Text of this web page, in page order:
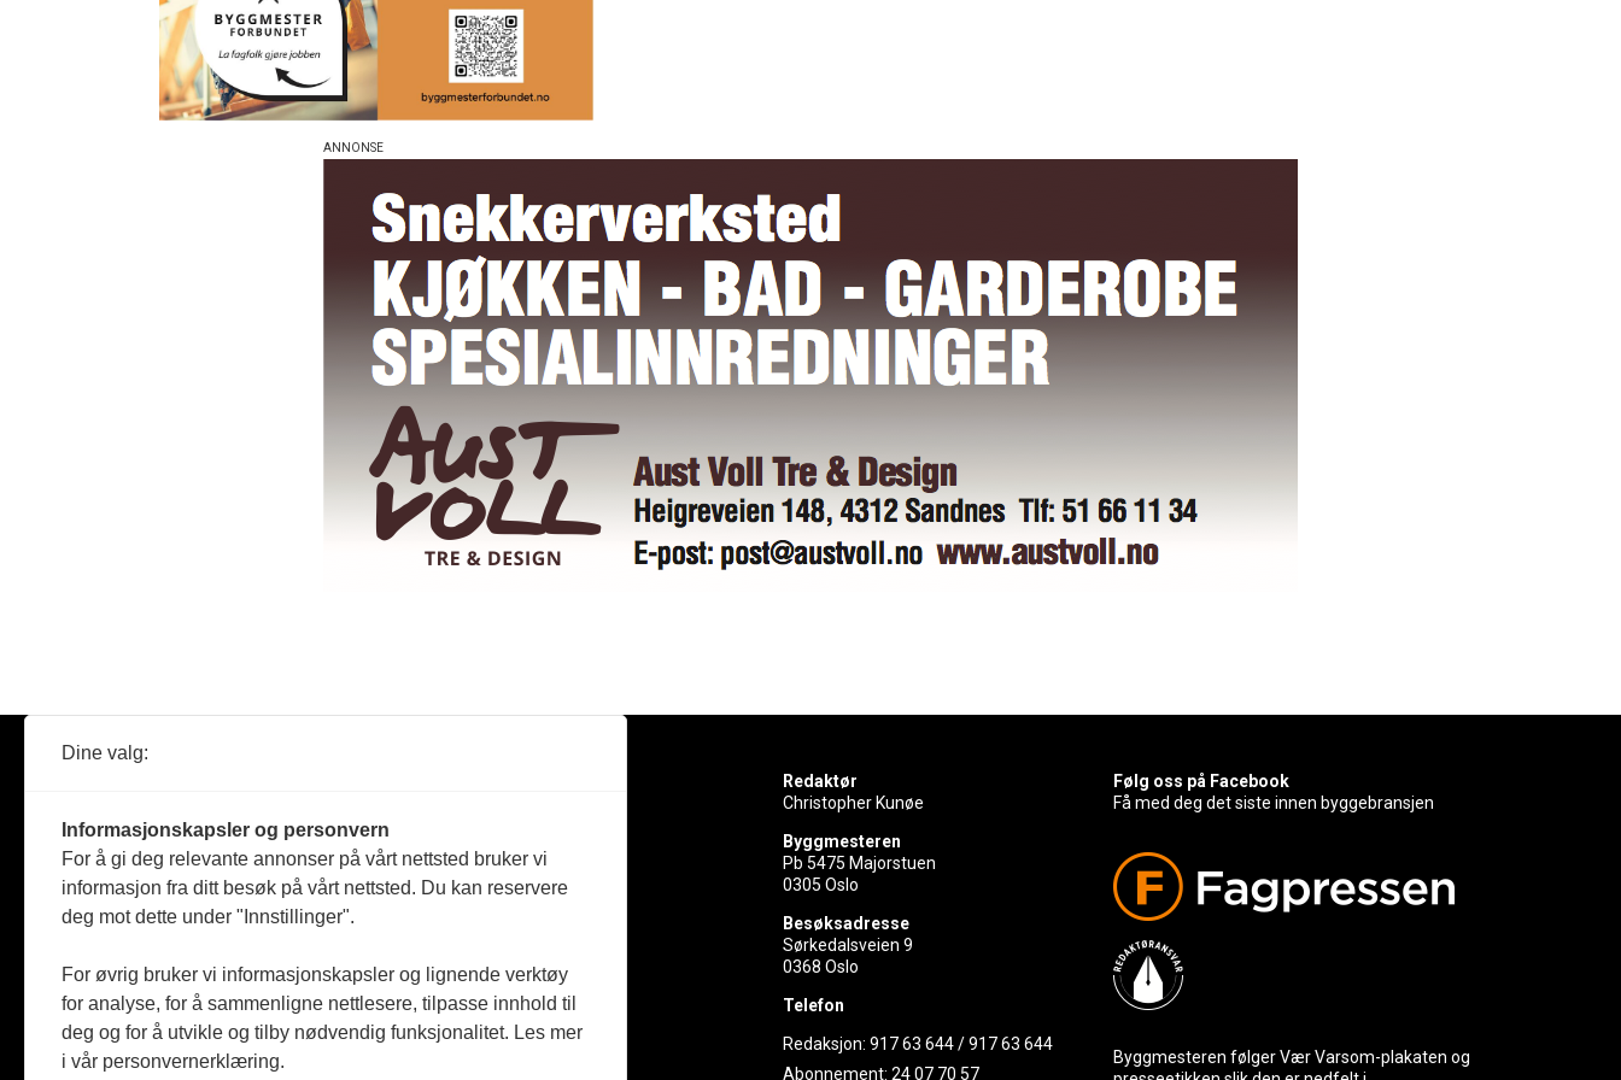
Reportasje
Produkter
Jobbmarked
Redaktør
Christopher Kunøe
Byggmesteren
Pb 5475 Majorstuen
0305 Oslo
Besøksadresse
Sørkedalsveien 9
0368 Oslo
Telefon
Redaksjon:917 63 644/917 63 644
Abonnement:24 07 70 57
Følg oss på Facebook
Få med deg det siste innen byggebransjen
Byggmesteren følger Vær Varsom-plakaten og
Dine valg:
Informasjonskapsler og personvern
For å gi deg relevante annonser på vårt nettsted bruker vi
informasjon fra ditt besøk på vårt nettsted. Du kan reservere
deg mot dette under "Innstillinger".
For øvrig bruker vi informasjonskapsler og lignende verktøy
for analyse, for å sammenligne nettlesere, tilpasse innhold til
deg og for å utvikle og tilby nødvendig funksjonalitet. Les mer
i vår personvernerklæring.